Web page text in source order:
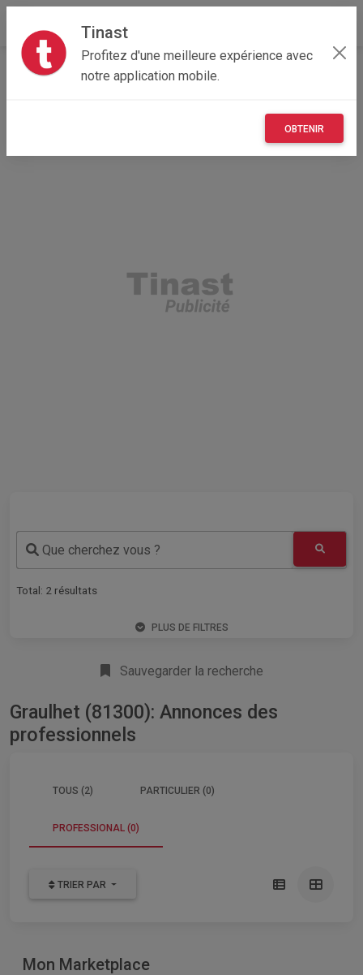
Tinast
Profitez d'une meilleure expérience avec
notre application mobile.
OBTENIR
Accueil Recherche Professionnel
Que cherchez vous ?
Total: 2 résultats
PLUS DE FILTRES
Sauvegarder la recherche
Graulhet (81300): Annonces des
professionnels
TOUS (2) PARTICULIER (0)
PROFESSIONAL (0)
TRIER PAR
Mon Marketplace